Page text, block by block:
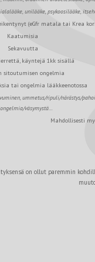
unilääke, psykoosilääke,
(eGfr matala tai Krea
Kaatumisia
Sekavuutta
käyntejä 1kk sisällä
sitoutumisen ongelmia
tai ongelmia lääkkeenotossa
ummetus/ripuli/närästys/
väsymystä…
Mahdollisesti
on ollut paremmin